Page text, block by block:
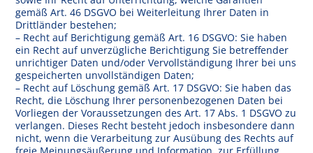
gemäß Art. 46 DSGVO bei Weiterleitung Ihrer Daten in
Drittländer bestehen;
– Recht auf Berichtigung gemäß Art. 16 DSGVO: Sie haben
ein Recht auf unverzügliche Berichtigung Sie betreffender
unrichtiger Daten und/oder Vervollständigung Ihrer bei uns
gespeicherten unvollständigen Daten;
– Recht auf Löschung gemäß Art. 17 DSGVO: Sie haben das
Recht, die Löschung Ihrer personenbezogenen Daten bei
Vorliegen der Voraussetzungen des Art. 17 Abs. 1 DSGVO zu
verlangen. Dieses Recht besteht jedoch insbesondere dann
nicht, wenn die Verarbeitung zur Ausübung des Rechts auf